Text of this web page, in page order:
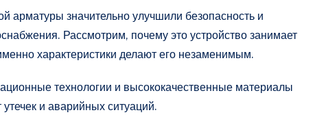
арматуры значительно улучшили безопасность и
Рассмотрим, почему это устройство занимает
характеристики делают его незаменимым.
технологии и высококачественные материалы
и аварийных ситуаций.